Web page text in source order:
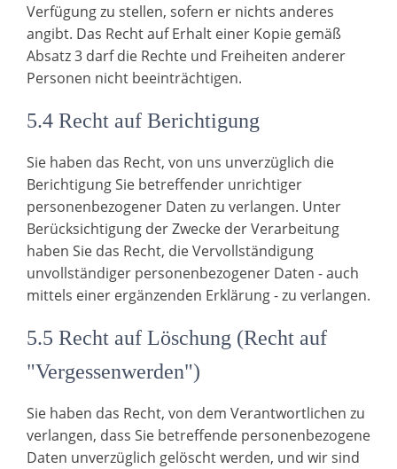
Verfügung zu stellen, sofern er nichts anderes
angibt. Das Recht auf Erhalt einer Kopie gemäß
Absatz 3 darf die Rechte und Freiheiten anderer
Personen nicht beeinträchtigen.
5.4 Recht auf Berichtigung
Sie haben das Recht, von uns unverzüglich die
Berichtigung Sie betreffender unrichtiger
personenbezogener Daten zu verlangen. Unter
Berücksichtigung der Zwecke der Verarbeitung
haben Sie das Recht, die Vervollständigung
unvollständiger personenbezogener Daten - auch
mittels einer ergänzenden Erklärung - zu verlangen.
5.5 Recht auf Löschung (Recht auf
"Vergessenwerden")
Sie haben das Recht, von dem Verantwortlichen zu
verlangen, dass Sie betreffende personenbezogene
Daten unverzüglich gelöscht werden, und wir sind